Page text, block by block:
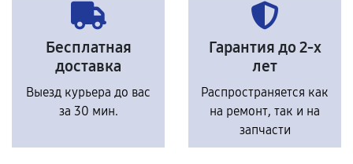
Бесплатная
доставка
Выезд курьера до вас
за 30 мин.
Гарантия до 2-х
лет
Распространяется как
на ремонт, так и на
запчасти